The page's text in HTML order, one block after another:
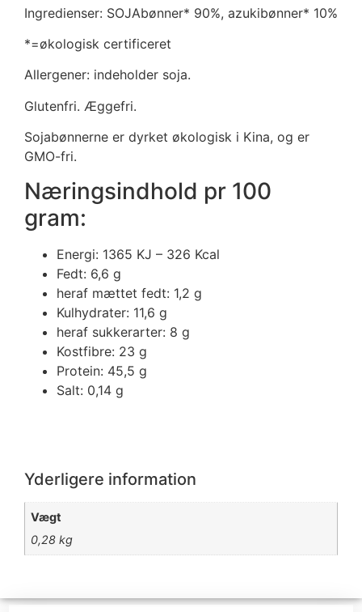
Ingredienser: SOJAbønner* 90%, azukibønner* 10%
*=økologisk certificeret
Allergener: indeholder soja.
Glutenfri. Æggefri.
Sojabønnerne er dyrket økologisk i Kina, og er
GMO-fri.
Næringsindhold pr 100
gram:
Energi: 1365 KJ – 326 Kcal
Fedt: 6,6 g
heraf mættet fedt: 1,2 g
Kulhydrater: 11,6 g
heraf sukkerarter: 8 g
Kostfibre: 23 g
Protein: 45,5 g
Salt: 0,14 g
Yderligere information
Vægt
0,28 kg